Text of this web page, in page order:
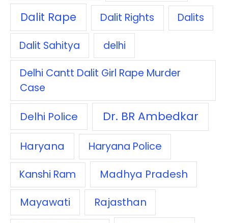
Dalit Rape Dalit Rights Dalits
Dalit Sahitya delhi
Delhi Cantt Dalit Girl Rape Murder
Case
Delhi Police Dr. BR Ambedkar
Haryana Haryana Police
Kanshi Ram
Madhya Pradesh
Mayawati
Rajasthan